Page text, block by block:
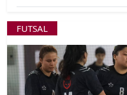
FUTSAL